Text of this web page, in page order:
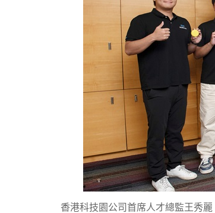
香港科技園公司首席人才總監王秀